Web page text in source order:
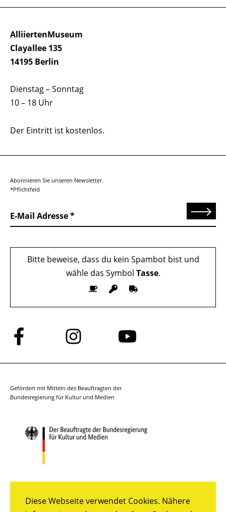
Diese Webseite verwendet Cookies. Nähere
AlliiertenMuseum
Clayallee 135
14195 Berlin
Dienstag – Sonntag
10 – 18 Uhr
Der Eintritt ist kostenlos.
Abonnieren Sie unseren Newsletter.
*Pflichtfeld
E-Mail Adresse Senden
Bitte beweise, dass du kein Spambot bist und
wähle das Symbol Tasse.
Folge
uns
auf
Folge
uns
auf
Folge
auf
Gefördert mit Mitteln des Beauftragten der
Bundesregierung für Kultur und Medien